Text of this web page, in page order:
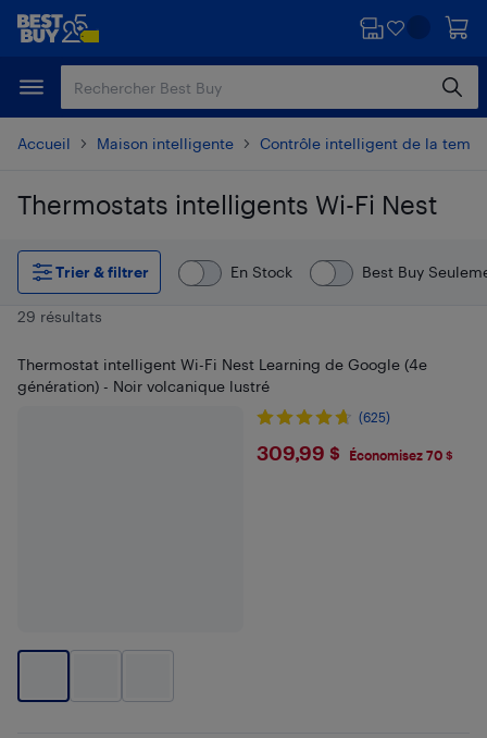
Passer
principal
Passer
Accueil Maison intelligente Contrôle intelligent de la
Thermostats intelligents Wi-Fi Nest
Passer aux résultats
Trier & filtrer
En Stock Best Buy
29 résultats
Thermostat intelligent Wi-Fi Nest Learning de Google (4e
génération) - Noir volcanique lustré
(625)
$309.99
309,99 $ Économisez 70 $